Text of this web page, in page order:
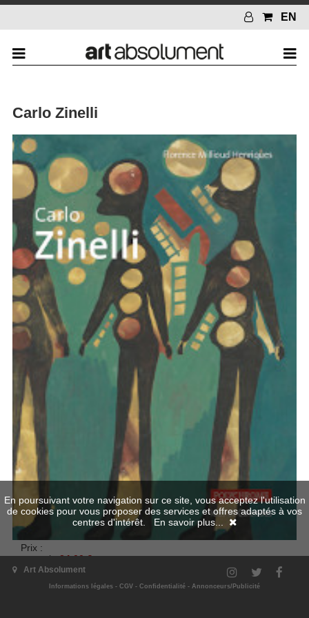
EN
Carlo Zinelli
Prix :
normal
24.00 €
« Vous qui entrez ici, laissez toute espérance. » C’est l’inscription
qu’on trouve au devant de l’hôpital San Giacomo alla Tomba, à
Art Absolument
Informations légales - CGV - Confidentialité - Annonceurs/Publicité
En poursuivant votre navigation sur ce site, vous acceptez l'utilisation
de cookies pour vous proposer des services et offres adaptés à vos
centres d'intérêt. En savoir plus...